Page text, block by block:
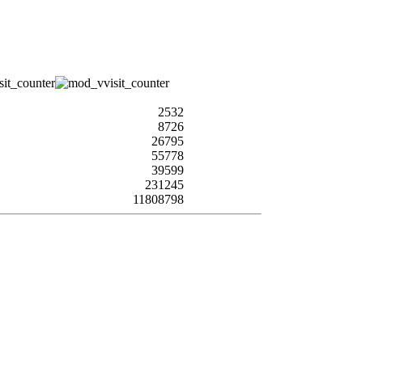
2532
8726
26795
55778
39599
231245
11808798